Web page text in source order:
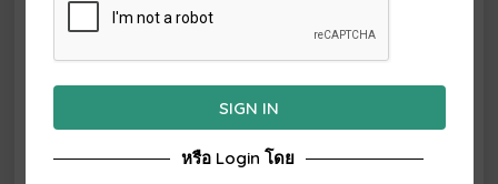
วิธีถือช้อน ให้ใช้วิธีเดียวกับวิธีถือดินสอ การกุมด้ามส้อมหรือ
ช้อนจนแน่น โดยใช้นิ้วทั้ง 5 นิ้ว ไม่ใช่วิธีที่ถูกต้อง ที่ถูกนั้น
ปลายนิ้วควรจะอยู่กลางด้ามส้อม หรือค่อนขึ้นข้างบนนิด
การถือส้อม บางครั้งใช้วิธีเดียวกับการถือช้อน คือจับหงายขึ้น
บางครั้ง เพื่อความสะดวกในการรับประทานอาหารจะถือส้อม
SIGN IN
หรือ Login โดย